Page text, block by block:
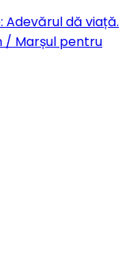
Adevărul dă viață.
/ Marșul pentru